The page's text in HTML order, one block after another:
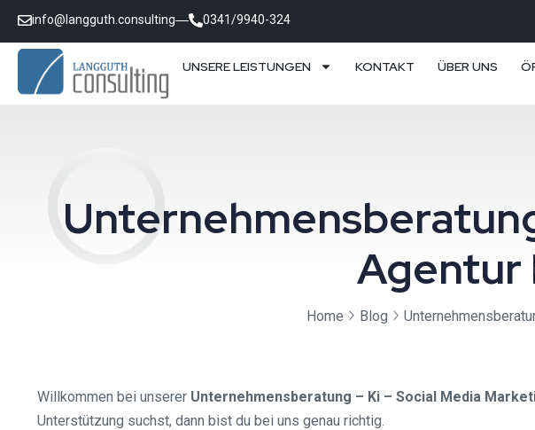
info@langguth.consulting 0341/9940-324
UNSERE LEISTUNGEN KONTAKT ÜBER UNS
Agentur
Home Blog
Willkommen bei unserer Unternehmensberatung – Ki – Social Media
Unterstützung suchst, dann bist du bei uns genau richtig.